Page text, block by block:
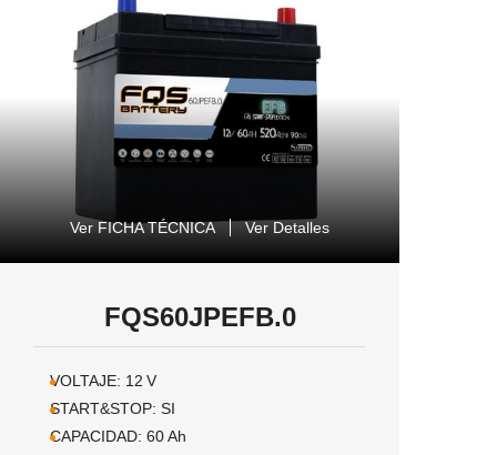
Ver FICHA TÉCNICA Ver Detalles
FQS60JPEFB.0
VOLTAJE: 12 V
START&STOP: SI
CAPACIDAD: 60Ah